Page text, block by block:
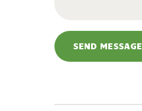
SEND MESSAGE